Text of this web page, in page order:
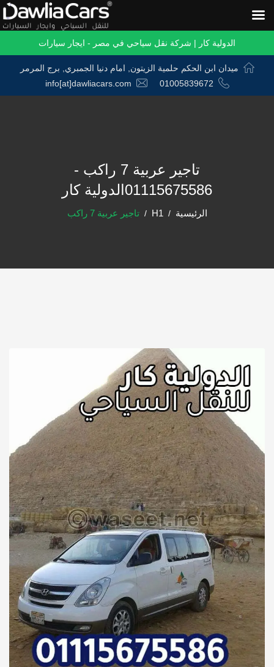
الدولية كار | شركة نقل سياحي في مصر - ايجار سيارات
ميدان ابن الحكم حلمية الزيتون, امام دنيا الجمبري, برج المرمر
01005839672
info[at]dawliacars.com
تاجير عربية 7 راكب -
01115675586الدولية كار
الرئيسية H1 تاجير عربية 7 راكب